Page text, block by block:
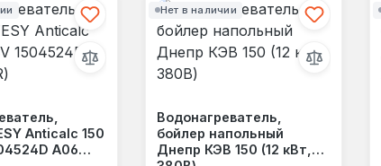
Anticalc 150
A06
Нет в наличии
Водонагреватель,
бойлер напольный
Днепр КЭВ 150 (12 кВт,